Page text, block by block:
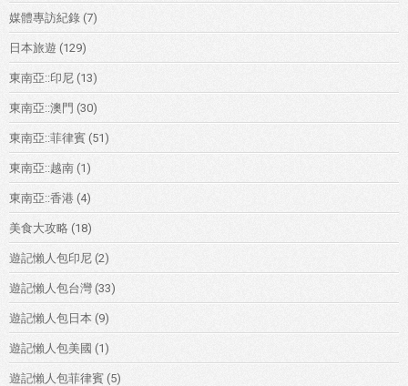
媒體專訪紀錄 (7)
日本旅遊 (129)
東南亞::印尼 (13)
東南亞::澳門 (30)
東南亞::菲律賓 (51)
東南亞::越南 (1)
東南亞::香港 (4)
美食大攻略 (18)
遊記懶人包印尼 (2)
遊記懶人包台灣 (33)
遊記懶人包日本 (9)
遊記懶人包美國 (1)
遊記懶人包菲律賓 (5)